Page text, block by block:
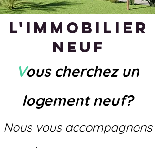
L'IMMOBILIER
NEUF
Vous cherchez un
logement neuf?
Nous vous accompagnons